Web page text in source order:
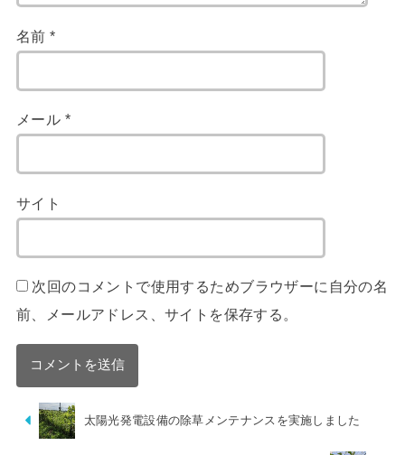
名前*
メール *
サイト
次回のコメントで使用するためブラウザーに自分の名
前、メールアドレス、サイトを保存する。
太陽光発電設備の除草メンテナンスを実施しました